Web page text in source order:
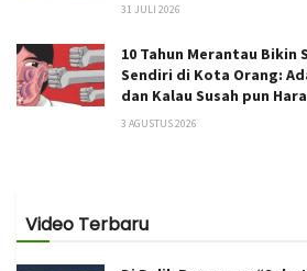
31 JULI 2026
10 Tahun Merantau Bikin
Sendiri di Kota Orang:
dan Kalau Susah pun
3 AGUSTUS 2026
Video Terbaru